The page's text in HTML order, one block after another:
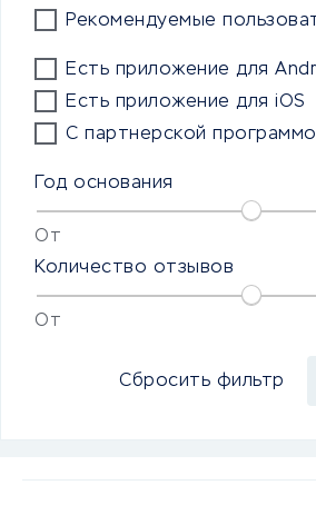
Рекомендуемые
Есть приложение для
Есть приложение для iOS
С партнерской
Год основания
От
Количество отзывов
От
Сбросить фильтр